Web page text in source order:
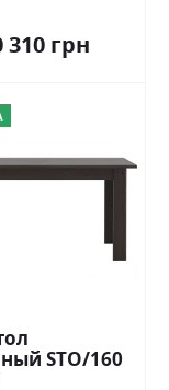
310 грн
STO/160